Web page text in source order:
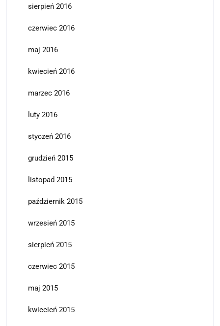
sierpień 2016
czerwiec 2016
maj 2016
kwiecień 2016
marzec 2016
luty 2016
styczeń 2016
grudzień 2015
listopad 2015
październik 2015
wrzesień 2015
sierpień 2015
czerwiec 2015
maj 2015
kwiecień 2015